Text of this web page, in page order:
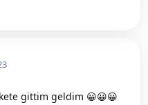
gittim geldim 😀😀😀